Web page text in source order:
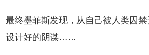
墨菲斯发现，从自己被人类囚禁
设计好的阴谋……